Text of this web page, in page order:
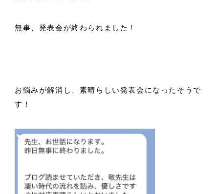
無事、発表会が終わられました！
お悩みが解消し、素晴らしい発表会になったそうで
す！